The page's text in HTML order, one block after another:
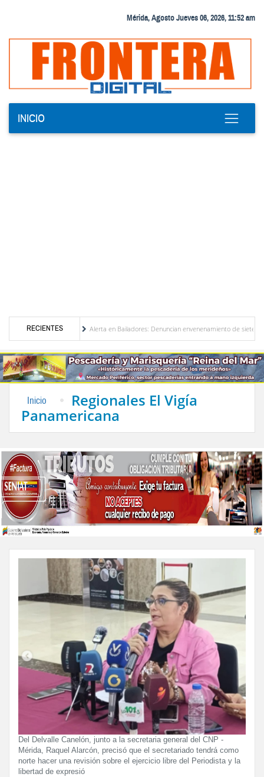
Mérida, Agosto Jueves 06, 2026, 11:52 am
INICIO
RECIENTESAlerta en Bailadores: Denuncian envenenamiento de siete mascotas en El
Inicio Regionales El Vigía
Panamericana
Del Delvalle Canelón, junto a la secretaria general del CNP -
Mérida, Raquel Alarcón, precisó que el secretariado tendrá como
norte hacer una revisión sobre el ejercicio libre del Periodista y la
libertad de expresió